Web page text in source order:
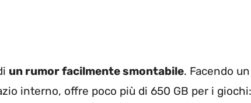
un rumor facilmente smontabile. Facendo
interno, offre poco più di 650 GB per i